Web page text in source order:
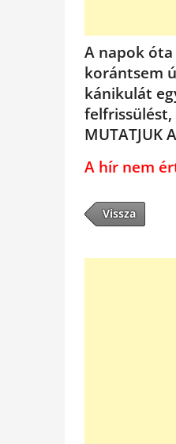
A napok
korántsem
kánikulát
felfrissülést,
MUTATJUK
A hír nem
Vissza